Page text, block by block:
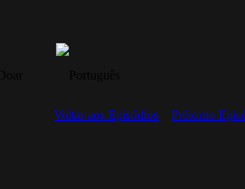
Voltar aos Episódios Próximo